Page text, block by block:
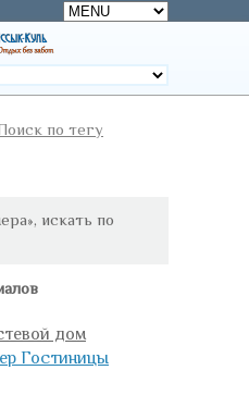
по тегу
искать по
дом
Гостиницы